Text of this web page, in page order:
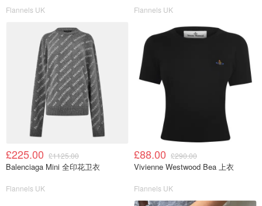
Flannels UK Flannels UK
£225.00 £1125.00
Balenciaga Mini 全印花卫衣
Flannels UK
£88.00 £290.00
Vivienne Westwood Bea 上衣
Flannels UK